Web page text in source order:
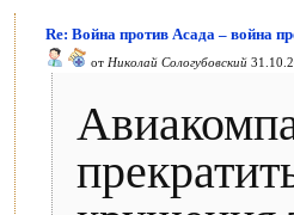
Re: Война против Асада – война
от Николай Сологубовский